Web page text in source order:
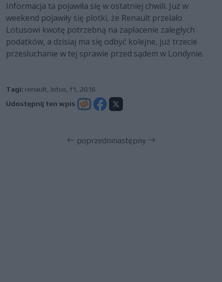
Informacja ta pojawiła się w ostatniej chwili. Już w
weekend pojawiły się plotki, że Renault przelało
Lotusowi kwotę potrzebną na zapłacenie zaległych
podatków, a dzisiaj ma się odbyć kolejne, już trzecie
przesłuchanie w tej sprawie przed sądem w Londynie.
Tagi: renault, lotus, f1, 2016
Udostępnij ten wpis
poprzedninastępny